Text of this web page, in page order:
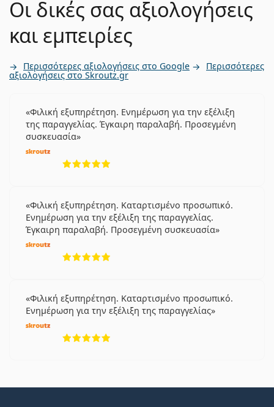
Οι δικές σας αξιολογήσεις
και εμπειρίες
Περισσότερες αξιολογήσεις στο Google Περισσότερες
αξιολογήσεις στο Skroutz.gr
Φιλική εξυπηρέτηση. Ενημέρωση για την εξέλιξη
της παραγγελίας. Έγκαιρη παραλαβή. Προσεγμένη
συσκευασία
Φιλική εξυπηρέτηση. Καταρτισμένο προσωπικό.
Ενημέρωση για την εξέλιξη της παραγγελίας.
Έγκαιρη παραλαβή. Προσεγμένη συσκευασία
Φιλική εξυπηρέτηση. Καταρτισμένο προσωπικό.
Ενημέρωση για την εξέλιξη της παραγγελίας